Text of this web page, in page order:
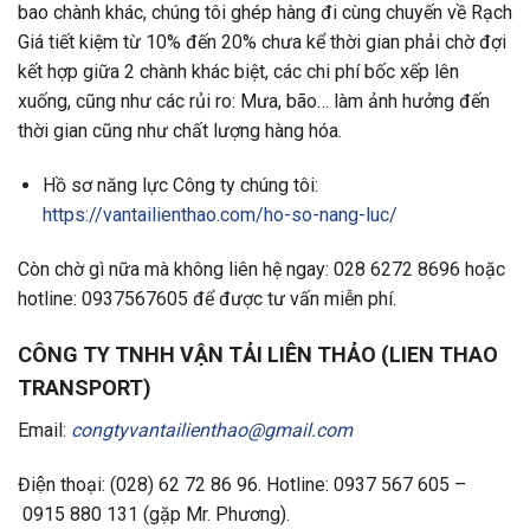
bao chành khác, chúng tôi ghép hàng đi cùng chuyến về Rạch
Giá tiết kiệm từ 10% đến 20% chưa kể thời gian phải chờ đợi
kết hợp giữa 2 chành khác biệt, các chi phí bốc xếp lên
xuống, cũng như các rủi ro: Mưa, bão… làm ảnh hưởng đến
thời gian cũng như chất lượng hàng hóa.
Hồ sơ năng lực Công ty chúng tôi:
https://vantailienthao.com/ho-so-nang-luc/
Còn chờ gì nữa mà không liên hệ ngay: 028 6272 8696 hoặc
hotline: 0937567605 để được tư vấn miễn phí.
CÔNG TY TNHH VẬN TẢI LIÊN THẢO (LIEN THAO
TRANSPORT)
Email: congtyvantailienthao@gmail.com
Điện thoại: (028) 62 72 86 96. Hotline: 0937 567 605 –
0915 880 131 (gặp Mr. Phương).